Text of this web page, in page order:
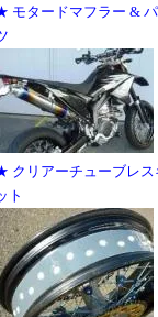
モタードマフラー &
クリアーチューブレス
ト